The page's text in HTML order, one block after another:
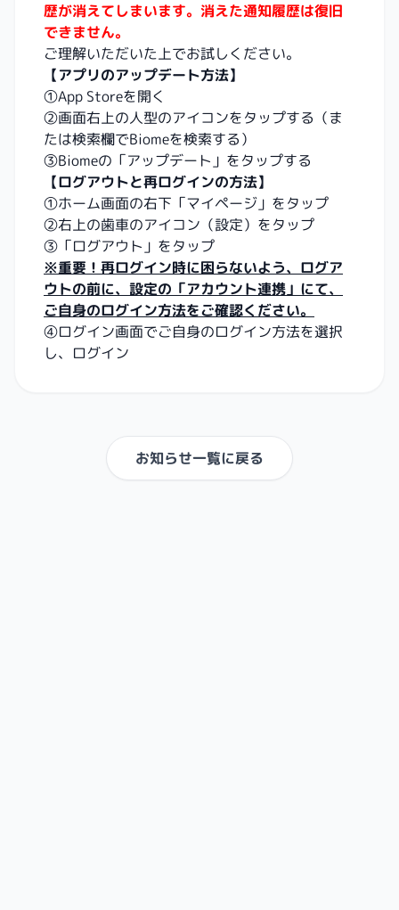
歴が消えてしまいます。消えた通知履歴は復旧
できません。
ご理解いただいた上でお試しください。
【アプリのアップデート方法】
①App Storeを開く
②画面右上の人型のアイコンをタップする（ま
たは検索欄でBiomeを検索する）
③Biomeの「アップデート」をタップする
【ログアウトと再ログインの方法】
①ホーム画面の右下「マイページ」をタップ
②右上の歯車のアイコン（設定）をタップ
③「ログアウト」をタップ
※重要！再ログイン時に困らないよう、ログア
ウトの前に、設定の「アカウント連携」にて、
ご自身のログイン方法をご確認ください。
④ログイン画面でご自身のログイン方法を選択
し、ログイン
お知らせ一覧に戻る